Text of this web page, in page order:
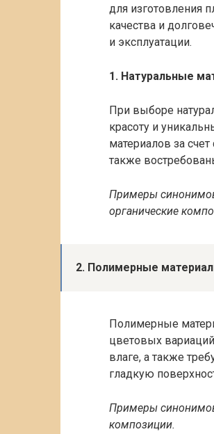
для изготовления
качества и
и эксплуатации.
1. Натуральные
При выборе
красоту и
материалов за
также
Примеры
органические
2. Полимерные
Полимерные
цветовых
влаге, а также
гладкую
Примеры
композиции.